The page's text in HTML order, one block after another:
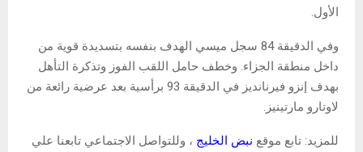
الأول.
وفي الدقيقة 84 سجل ميسي الهدف بنفسه بتسديدة قوية من
داخل منطقة الجزاء. وخطف حامل اللقب الفوز وتذكرة التأهل
بهدف إنزو فيرنانديز في الدقيقة 93 برأسية بعد عرضية رائعة من
لاوتارو مارتينيز.
للمزيد: تابع موقع نبض الخليج ، وللتواصل الاجتماعي تابعنا علي